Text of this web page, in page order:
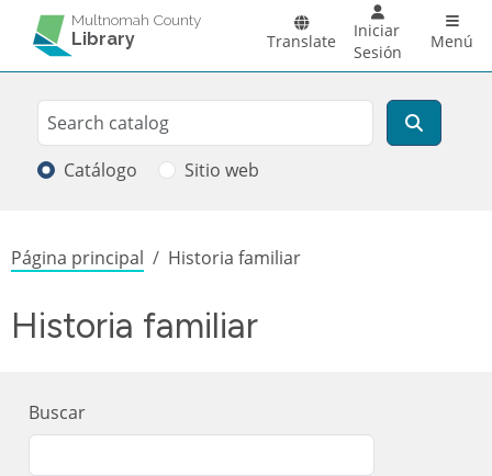
Pasar al contenido principal
Multnomah County
Library Translate
Iniciar
Sesión
Menú
Search
Buscar
Catálogo Sitio web
Sobrescribir enlaces de ayuda a la
Página principal Historia familiar
Historia familiar
Buscar